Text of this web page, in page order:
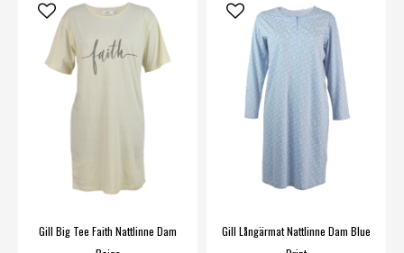
Gill Big Tee Faith Nattlinne Dam
Gill Långärmat Nattlinne Dam Blue